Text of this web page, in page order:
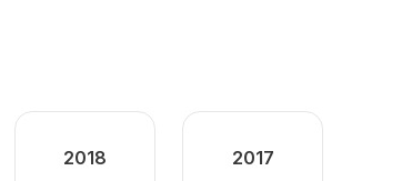
2018 2017